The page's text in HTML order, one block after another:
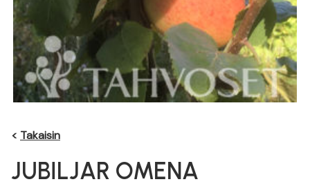
< Takaisin
JUBILJAR OMENA